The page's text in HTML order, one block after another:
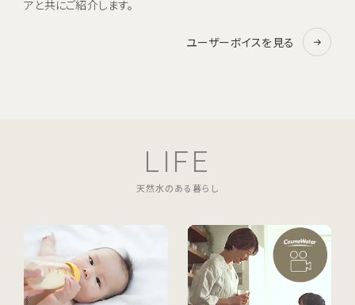
アと共にご紹介します。
ユーザーボイスを見る
LIFE
天然水のある暮らし